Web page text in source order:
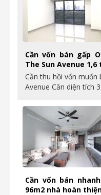
Cần vốn bán gấp
The Sun Avenue
Cần thu hồi vốn muốn
Avenue Căn diện tích
Cần vốn bán
96m2 nhà hoàn